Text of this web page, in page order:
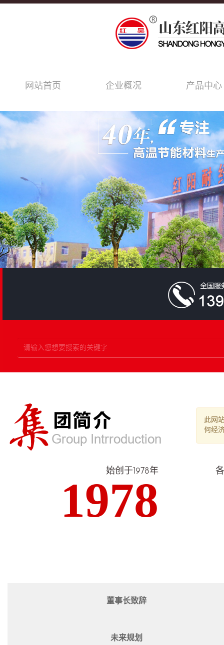
网站首页 企业概况 产品中心
此网
何经
始创于1978年
1978
董事长致辞
未来规划